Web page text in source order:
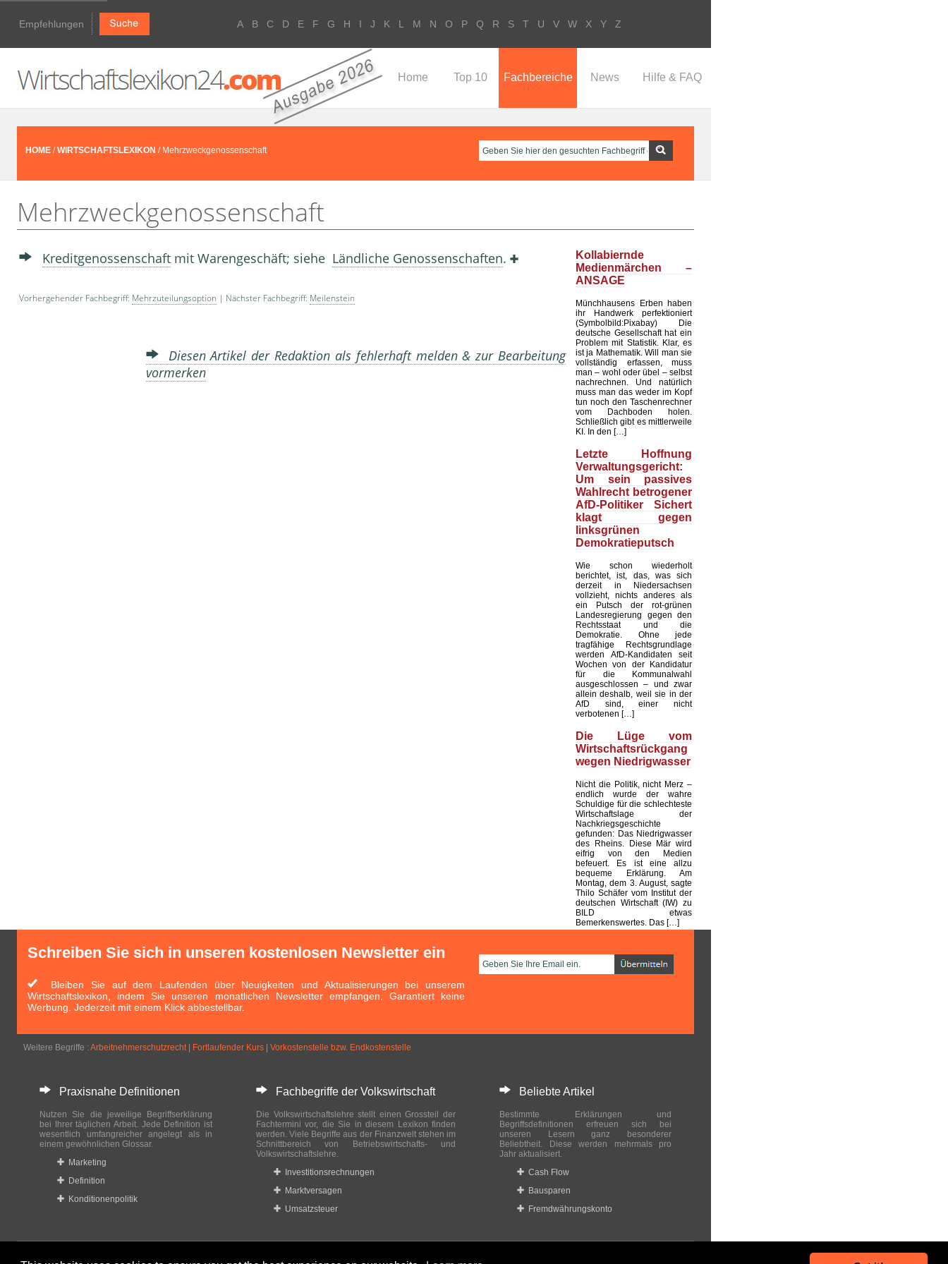
Empfehlungen A B C D E F G H I J K L M N O P Q R S T U V W X Y Z
Home Top 10 Fachbereiche News Hilfe & FAQ
HOME /WIRTSCHAFTSLEXIKON / Mehrzweckgenossenschaft
Mehrzweckgenossenschaft
Kreditgenossenschaft mit Warengeschäft; siehe Ländliche Genossenschaften.
Vorhergehender Fachbegriff: Mehrzuteilungsoption | Nächster Fachbegriff: Meilenstein
Diesen Artikel der Redaktion als fehlerhaft melden & zur Bearbeitung
vormerken
Kollabiernde
Medienmärchen –
ANSAGE
Münchhausens Erben haben
ihr Handwerk perfektioniert
(Symbolbild:Pixabay) Die
deutsche Gesellschaft hat ein
Problem mit Statistik. Klar, es
ist ja Mathematik. Will man sie
vollständig erfassen, muss
man – wohl oder übel – selbst
nachrechnen. Und natürlich
muss man das weder im Kopf
tun noch den Taschenrechner
vom Dachboden holen.
Schließlich gibt es mittlerweile
KI. In den […]
Letzte Hoffnung
Verwaltungsgericht:
Um sein passives
Wahlrecht betrogener
AfD-Politiker Sichert
klagt gegen
linksgrünen
Demokratieputsch
Wie schon wiederholt
berichtet, ist, das, was sich
derzeit in Niedersachsen
vollzieht, nichts anderes als
ein Putsch der rot-grünen
Landesregierung gegen den
Rechtsstaat und die
Demokratie. Ohne jede
tragfähige Rechtsgrundlage
werden AfD-Kandidaten seit
Wochen von der Kandidatur
für die Kommunalwahl
ausgeschlossen – und zwar
allein deshalb, weil sie in der
AfD sind, einer nicht
verbotenen […]
Die Lüge vom
Wirtschaftsrückgang
wegen Niedrigwasser
Nicht die Politik, nicht Merz –
endlich wurde der wahre
Schuldige für die schlechteste
Wirtschaftslage der
Nachkriegsgeschichte
gefunden: Das Niedrigwasser
des Rheins. Diese Mär wird
eifrig von den Medien
befeuert. Es ist eine allzu
bequeme Erklärung. Am
Montag, dem 3. August, sagte
Thilo Schäfer vom Institut der
deutschen Wirtschaft (IW) zu
BILD etwas
Bemerkenswertes. Das […]
Schreiben Sie sich in unseren kostenlosen Newsletter ein
Bleiben Sie auf dem Laufenden über Neuigkeiten und Aktualisierungen bei unserem
Wirtschaftslexikon, indem Sie unseren monatlichen Newsletter empfangen. Garantiert keine
Werbung. Jederzeit mit einem Klick abbestellbar.
Weitere Begriffe : Arbeitnehmerschutzrecht| Fortlaufender Kurs Vorkostenstelle bzw. Endkostenstelle
Praxisnahe Definitionen
Nutzen Sie die jeweilige Begriffserklärung
bei Ihrer täglichen Arbeit. Jede Definition ist
wesentlich umfangreicher angelegt als in
einem gewöhnlichen Glossar.
Marketing
Definition
Konditionenpolitik
Fachbegriffe der Volkswirtschaft
Die Volkswirtschaftslehre stellt einen Grossteil der
Fachtermini vor, die Sie in diesem Lexikon finden
werden. Viele Begriffe aus der Finanzwelt stehen im
Schnittbereich von Betriebswirtschafts- und
Volkswirtschaftslehre.
Investitionsrechnungen
Marktversagen
Umsatzsteuer
Beliebte Artikel
Bestimmte Erklärungen und
Begriffsdefinitionen erfreuen sich bei
unseren Lesern ganz besonderer
Beliebtheit. Diese werden mehrmals pro
Jahr aktualisiert.
Cash Flow
Bausparen
Fremdwährungskonto